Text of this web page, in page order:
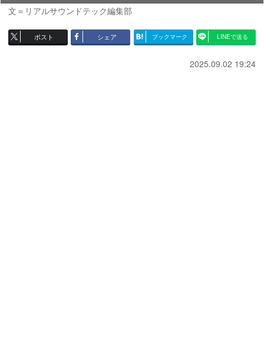
文＝リアルサウンドテック編集部
ポスト シェア ブックマーク LINEで送る
2025.09.02 19:24